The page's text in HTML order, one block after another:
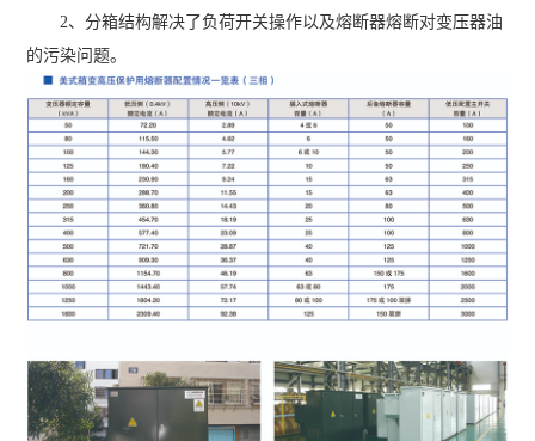
2、分箱结构解决了负荷开关操作以及熔断器熔断对变压器油
的污染问题。